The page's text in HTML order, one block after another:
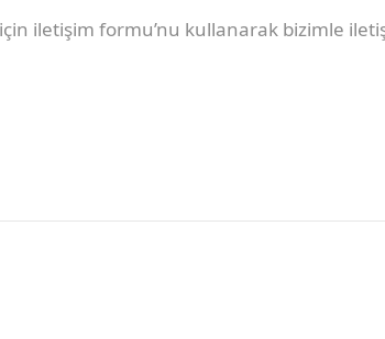
iletişim formu’nu kullanarak bizimle